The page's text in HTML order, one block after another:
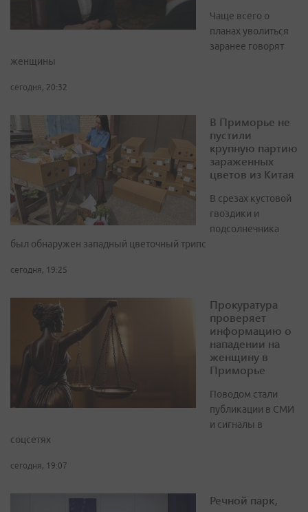
Чаще всего о
планах уволиться
заранее говорят
женщины
сегодня, 20:32
В Приморье не
пустили
крупную партию
зараженных
цветов из Китая
В срезах кустовой
гвоздики и
подсолнечника
был обнаружен западный цветочный трипс
сегодня, 19:25
Прокуратура
проверяет
информацию о
нападении на
женщину в
Приморье
Поводом стали
публикации в СМИ
и сигналы в
соцсетях
сегодня, 19:07
Речной парк,